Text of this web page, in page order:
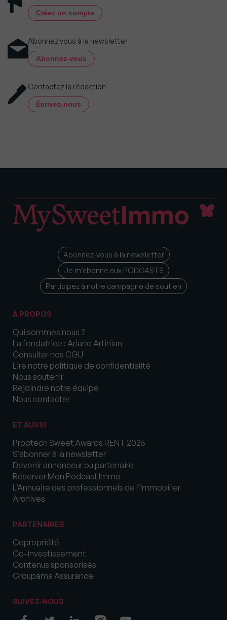
Créez un compte
Abonnez vous à la newsletter
Abonnez-vous
Contactez la rédaction
Écrivez-nous
Abonnez-vous à la newsletter
Je m’abonne aux PODCASTS
Participez à notre campagne de soutien
A PROPOS
Qui sommes nous ?
La fondatrice : Ariane Artinian
Consulter nos CGU
Lire notre politique de confidentialité
Nous soutenir
Rejoindre notre équipe
Nous contacter
ET AUSSI
Proptech Sweet Awards RENT 2025
S’abonner à la newsletter
Devenir annonceur ou partenaire
Réserver Mon Podcast Immo
L’Annuaire des professionnels de l’immobilier
Archives
PARTENAIRES
Copropriété
Co-investissement
Contenus sponsorisés
Groupama Assurance
SUIVEZ-NOUS